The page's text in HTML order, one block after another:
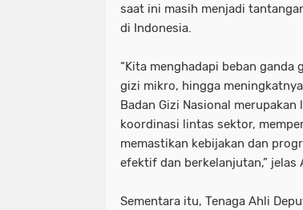
saat ini masih menjadi
di Indonesia.
“Kita menghadapi beban
gizi mikro, hingga
Badan Gizi Nasional
koordinasi lintas sektor,
memastikan kebijakan dan
efektif dan berkelanjutan,” jelas
Sementara itu, Tenaga Ahli